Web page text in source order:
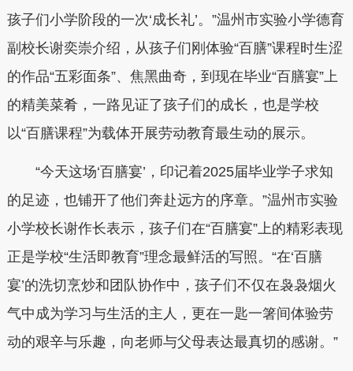
孩子们小学阶段的一次‘成长礼’。”温州市实验小学德育
副校长谢奕崇介绍，从孩子们刚体验“百膳”课程时生涩
的作品“五彩面条”、焦黑曲奇，到现在毕业“百膳宴”上
的精美菜肴，一路见证了孩子们的成长，也是学校
以“百膳课程”为载体开展劳动教育最生动的展示。
“今天这场‘百膳宴’，印记着2025届毕业学子求知
的足迹，也铺开了他们奔赴远方的序章。”温州市实验
小学校长谢作长表示，孩子们在“百膳宴”上的精彩表现
正是学校“生活即教育”理念最鲜活的写照。“在‘百膳
宴’的洗切烹炒和团队协作中，孩子们不仅在袅袅烟火
气中成为学习与生活的主人，更在一匙一箸间体验劳
动的艰辛与乐趣，向老师与父母表达最真切的感谢。”